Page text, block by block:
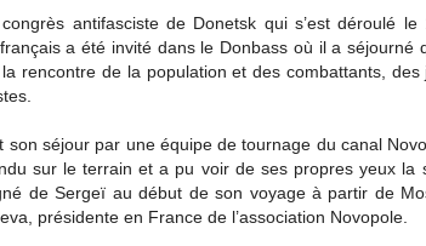
antifasciste de Donetsk qui s’est déroulé
a été invité dans le Donbass où il a séjourné
rencontre de la population et des combattants, des
son séjour par une équipe de tournage du canal
sur le terrain et a pu voir de ses propres yeux la
de Sergeï au début de son voyage à partir de
présidente en France de l’association Novopole.